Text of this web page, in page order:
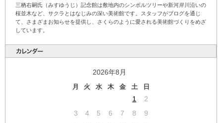
三栖右嗣氏（みすゆうじ）記念館は敷地内のシンボルツリーや新河岸川沿いの
桜並木など、サクラとはなじみの深い美術館です。スタッフがブログを通じ
て、さまざまお知らせを提供し、さくらのように愛される美術館づくりをめざ
しています。
2026年8月
月 火 水 木 金 土 日
1
2
3
4 5 6 7 8
9